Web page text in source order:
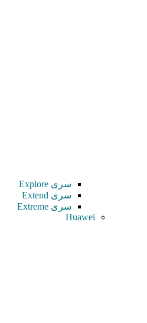
سری Explore
سری Extend
سری Extreme
Huawei